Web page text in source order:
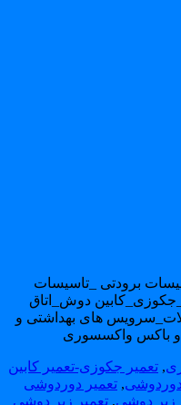
برودتی _تاسیسات
دوش_اتاق
های بهداشتی و
باکس واکسسوری
,تعمیر جکوزی-تعمیر کابین
, تعمیر دوردوشی
دوشی, تعمیر زیر دوشی